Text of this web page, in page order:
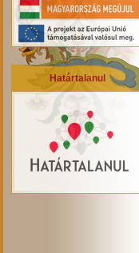
Határtalanul